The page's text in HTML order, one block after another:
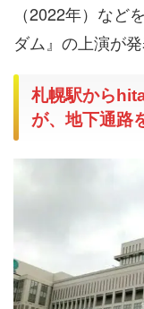
（2022年）など
ダム』の上演が
札幌駅から
が、地下通路